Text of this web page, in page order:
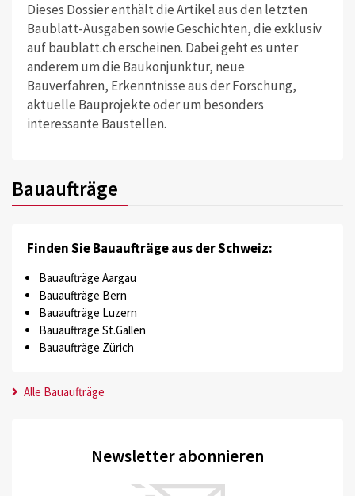
Dieses Dossier enthält die Artikel aus den letzten
Baublatt-Ausgaben sowie Geschichten, die exklusiv
auf baublatt.ch erscheinen. Dabei geht es unter
anderem um die Baukonjunktur, neue
Bauverfahren, Erkenntnisse aus der Forschung,
aktuelle Bauprojekte oder um besonders
interessante Baustellen.
Bauaufträge
Finden Sie Bauaufträge aus der Schweiz:
Bauaufträge Aargau
Bauaufträge Bern
Bauaufträge Luzern
Bauaufträge St.Gallen
Bauaufträge Zürich
Alle Bauaufträge
Newsletter abonnieren